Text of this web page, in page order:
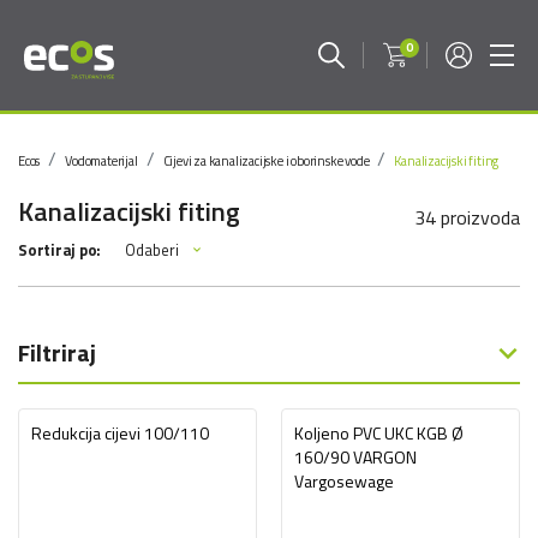
0
Ecos Vodomaterijal Cijevi za kanalizacijske i oborinske vode Kanalizacijski fiting
Kanalizacijski fiting 34 proizvoda
Sortiraj po: Odaberi
Filtriraj
Redukcija cijevi 100/110
Koljeno PVC UKC KGB Ø
160/90 VARGON
Vargosewage